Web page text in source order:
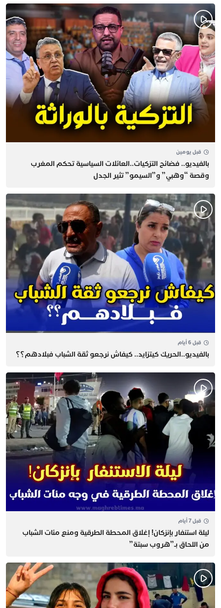
قبل يومين
بالفيديو.. فضائح التزكيات..العائلات السياسية تحكم المغرب
وقصة “وهبي” و”السيمو” تثير الجدل
قبل 6 أيام
بالفيديو..الحريك كيتزايد.. كيفاش نرجعو ثقة الشباب فبلادهم؟؟
قبل 7 أيام
​ليلة استنفار بإنزكان! إغلاق المحطة الطرقية ومنع مئات الشباب
من اللحاق بـ”هروب سبتة”